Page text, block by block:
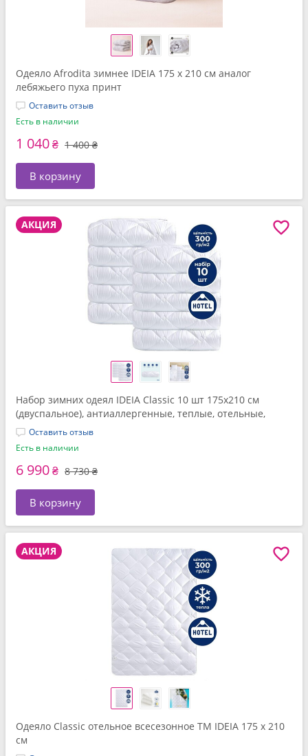
Одеяло Afrodita зимнее IDEIA 175 x 210 см аналог
лебяжьего пуха принт
Оставить отзыв
Есть в наличии
1 040₴ 1 400 ₴
В корзину
АКЦИЯ
Набор зимних одеял IDEIA Classic 10 шт 175x210 см
(двуспальное), антиаллергенные, теплые, отельные,
белыеОставить отзыв
Есть в наличии
6 990₴ 8 730 ₴
В корзину
АКЦИЯ
Одеяло Classic отельное всесезонное ТМ IDEIA 175 x 210
см